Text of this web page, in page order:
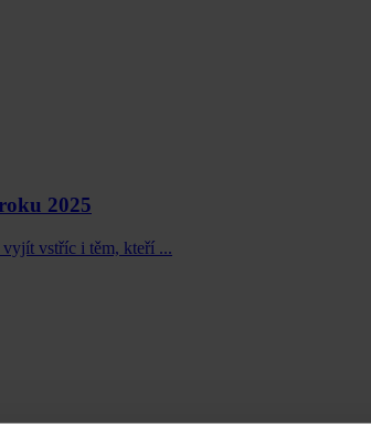
2025
vyjít vstříc i těm, kteří ...